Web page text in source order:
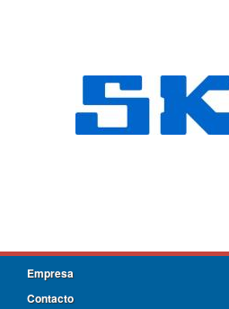
Empresa
Contacto